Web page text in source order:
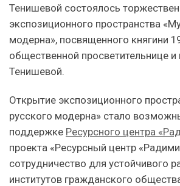
Тенишевой состоялось
экспозиционного пространства
модерна», посвященного княгини
общественной просветительнице
Тенишевой.
Открытие экспозиционного
русского модерна» стало
поддержке Ресурсного центра
проекта «Ресурсный центр
сотрудничество для устойчивого
институтов гражданского